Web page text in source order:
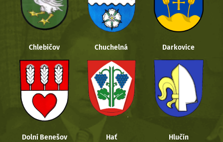
Chlebičov Chuchelná Darkovice
Dolní Benešov Hať Hlučín